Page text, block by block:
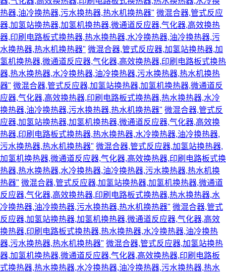
热器,油冷换热器,污水换热器,热水机换热器" 微混合器,管式反应
器,加氢站换热器,加氢机换热器,微通道反应器,气化器,高效换热
器,印刷电路板式换热器,热水换热器,水冷换热器,油冷换热器,污
水换热器,热水机换热器" 微混合器,管式反应器,加氢站换热器,加
氢机换热器,微通道反应器,气化器,高效换热器,印刷电路板式换热
器,热水换热器,水冷换热器,油冷换热器,污水换热器,热水机换热
器" 微混合器,管式反应器,加氢站换热器,加氢机换热器,微通道反
应器,气化器,高效换热器,印刷电路板式换热器,热水换热器,水冷
换热器,油冷换热器,污水换热器,热水机换热器" 微混合器,管式反
应器,加氢站换热器,加氢机换热器,微通道反应器,气化器,高效换
热器,印刷电路板式换热器,热水换热器,水冷换热器,油冷换热器,
污水换热器,热水机换热器" 微混合器,管式反应器,加氢站换热器,
加氢机换热器,微通道反应器,气化器,高效换热器,印刷电路板式换
热器,热水换热器,水冷换热器,油冷换热器,污水换热器,热水机换
热器" 微混合器,管式反应器,加氢站换热器,加氢机换热器,微通道
反应器,气化器,高效换热器,印刷电路板式换热器,热水换热器,水
冷换热器,油冷换热器,污水换热器,热水机换热器" 微混合器,管式
反应器,加氢站换热器,加氢机换热器,微通道反应器,气化器,高效
换热器,印刷电路板式换热器,热水换热器,水冷换热器,油冷换热
器,污水换热器,热水机换热器" 微混合器,管式反应器,加氢站换热
器,加氢机换热器,微通道反应器,气化器,高效换热器,印刷电路板
式换热器,热水换热器,水冷换热器,油冷换热器,污水换热器,热水